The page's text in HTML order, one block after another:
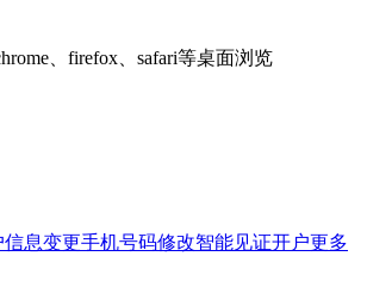
、firefox、safari等桌面浏览
信息变更手机号码修改智能见证开户更多